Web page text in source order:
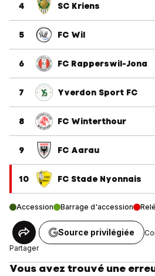
4 SC Kriens
5 FC Wil
6 FC Rapperswil-Jona
7 Yverdon Sport FC
8 FC Winterthour
9 FC Aarau
10 FC Stade Nyonnais
Accession Barrage d'accession
Partager
Source privilégiée
Vous avez trouvé une